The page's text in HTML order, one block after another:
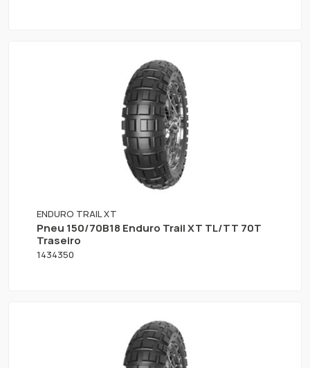
ENDURO TRAIL XT
Pneu 150/70B18 Enduro Trail XT TL/TT 70T
Traseiro
1434350